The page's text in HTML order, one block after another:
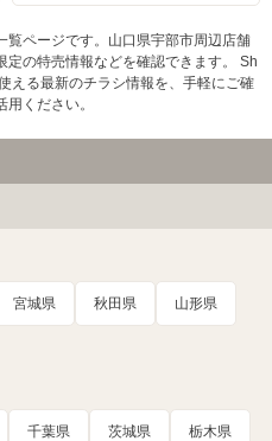
覧ページです。山口県宇部市周辺店舗
の特売情報などを確認できます。 Sh
える最新のチラシ情報を、手軽にご確
ください。
宮城県 秋田県 山形県
千葉県 茨城県 栃木県